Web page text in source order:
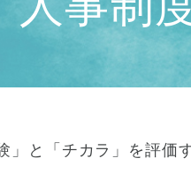
と「チカラ」を評価